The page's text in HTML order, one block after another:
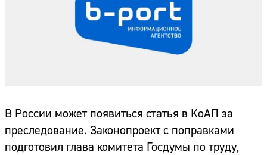
В России может появиться статья в КоАП за
преследование. Законопроект с поправками
подготовил глава комитета Госдумы по труду,